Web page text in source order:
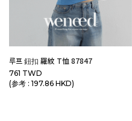
루프 鈕扣 羅紋 T恤 87847
761 TWD
(参考 : 197.86 HKD)